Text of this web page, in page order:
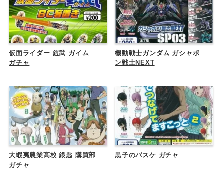
仮面ライダー 鎧武 ガイム
ガチャ
機動戦士ガンダム ガシャポ
ン戦士NEXT
大蝦夷農業高校 銀匙 購買部
ガチャ
黒子のバスケ ガチャ